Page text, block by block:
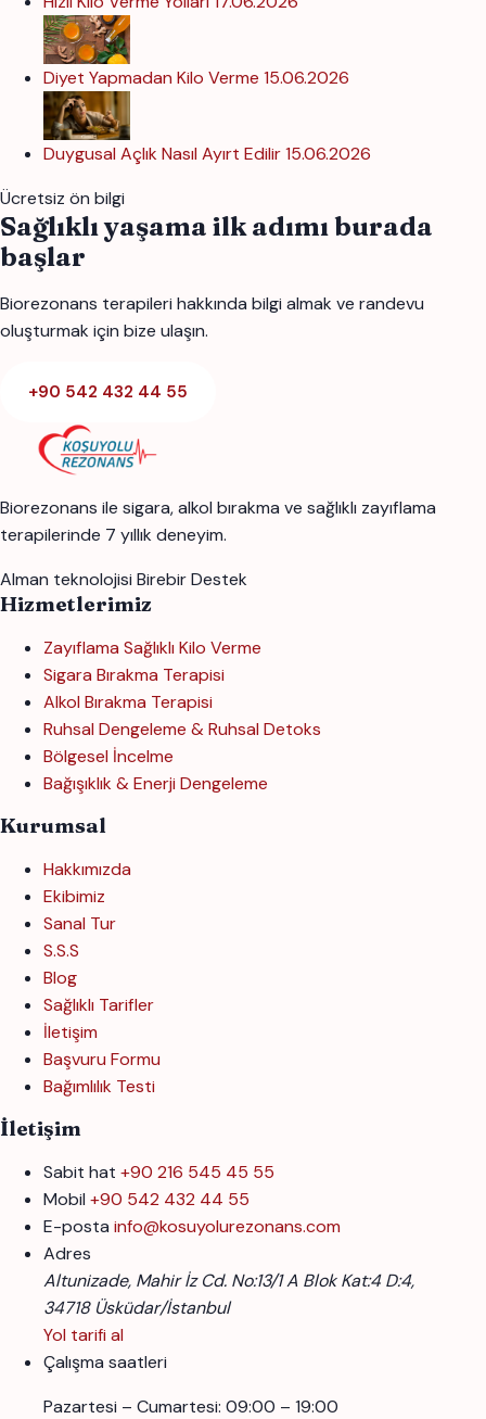
Diyet Yapmadan Kilo Verme 15.06.2026
Duygusal Açlık Nasıl Ayırt Edilir15.06.2026
Ücretsiz ön bilgi
Sağlıklı yaşama ilk adımı burada
başlar
Biorezonans terapileri hakkında bilgi almak ve randevu
oluşturmak için bize ulaşın.
+90 542 432 44 55
Biorezonans ile sigara, alkol bırakma ve sağlıklı zayıflama
terapilerinde 7 yıllık deneyim.
Alman teknolojisi Birebir Destek
Hizmetlerimiz
Zayıflama Sağlıklı Kilo Verme
Sigara Bırakma Terapisi
Alkol Bırakma Terapisi
Ruhsal Dengeleme & Ruhsal Detoks
Bölgesel İncelme
Bağışıklık & Enerji Dengeleme
Kurumsal
Hakkımızda
Ekibimiz
Sanal Tur
S.S.S
Blog
Sağlıklı Tarifler
İletişim
Başvuru Formu
Bağımlılık Testi
İletişim
Sabit hat +90 216 545 45 55
Mobil +90 542 432 44 55
E-posta info@kosuyolurezonans.com
Adres
Altunizade, Mahir İz Cd. No:13/1 A Blok Kat:4 D:4,
34718 Üsküdar/İstanbul
Yol tarifi al
Çalışma saatleri
Pazartesi – Cumartesi: 09:00 – 19:00